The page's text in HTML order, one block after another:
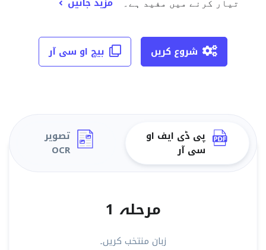
تیار کرنے میں مفید ہے۔
بیچ او سی آر شروع کریں
تصویر
OCR
پی ڈی ایف او
سی آر
مرحلہ 1
زبان منتخب کریں۔